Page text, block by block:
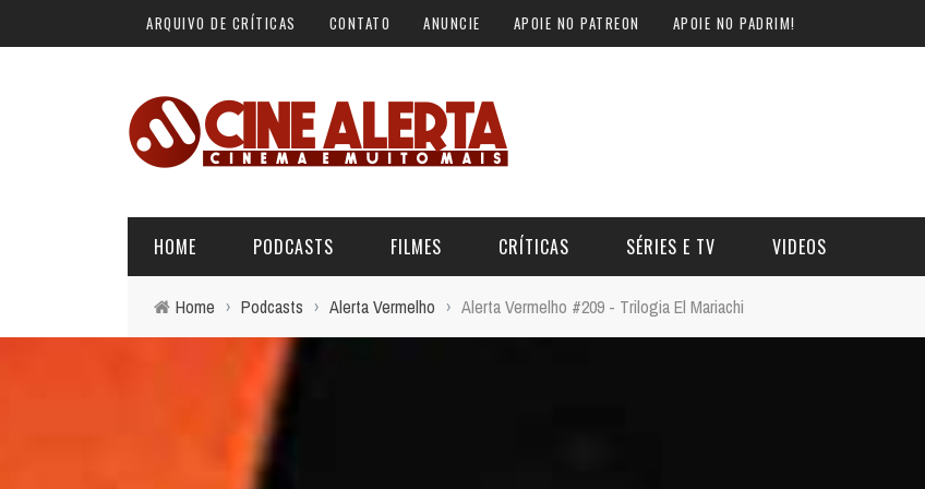
ARQUIVO DE CRÍTICAS CONTATO ANUNCIE APOIE NO PATREON APOIE NO PADRIM!
HOME PODCASTS
ALERTA DE SPOILER
FORA DA CURVA
FILMES CRÍTICAS SÉRIES E TV VIDEOS
BÁSICO DO CINEMA
Home › Podcasts › Alerta Vermelho › Alerta Vermelho #209 - Trilogia El Mariachi